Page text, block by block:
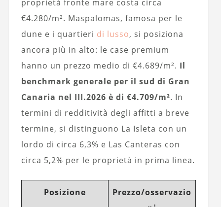
proprietà fronte mare costa circa
€4.280/m². Maspalomas, famosa per le
dune e i quartieri di lusso, si posiziona
ancora più in alto: le case premium
hanno un prezzo medio di €4.689/m². Il
benchmark generale per il sud di Gran
Canaria nel III.2026 è di €4.709/m². In
termini di redditività degli affitti a breve
termine, si distinguono La Isleta con un
lordo di circa 6,3% e Las Canteras con
circa 5,2% per le proprietà in prima linea.
Posizione
Prezzo/osservazio